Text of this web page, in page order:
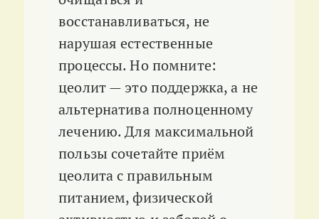
восстанавливаться, не
нарушая естественные
процессы. Но помните:
цеолит — это поддержка, а не
альтернатива полноценному
лечению. Для максимальной
пользы сочетайте приём
цеолита с правильным
питанием, физической